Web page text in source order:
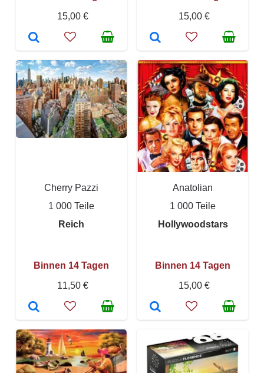
15,00 €
15,00 €
Cherry Pazzi
1 000 Teile
Reich
Binnen 14 Tagen
11,50 €
Anatolian
1 000 Teile
Hollywoodstars
Binnen 14 Tagen
15,00 €